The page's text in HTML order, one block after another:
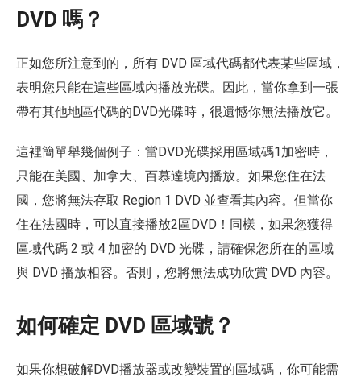
DVD 嗎？
正如您所注意到的，所有 DVD 區域代碼都代表某些區域，
表明您只能在這些區域內播放光碟。因此，當你拿到一張
帶有其他地區代碼的DVD光碟時，很遺憾你無法播放它。
這裡簡單舉幾個例子：當DVD光碟採用區域碼1加密時，
只能在美國、加拿大、百慕達境內播放。如果您住在法
國，您將無法存取 Region 1 DVD 並查看其內容。但當你
住在法國時，可以直接播放2區DVD！同樣，如果您獲得
區域代碼 2 或 4 加密的 DVD 光碟，請確保您所在的區域
與 DVD 播放相容。否則，您將無法成功欣賞 DVD 內容。
如何確定 DVD 區域號？
如果你想破解DVD播放器或改變裝置的區域碼，你可能需